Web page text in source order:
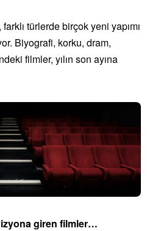
türlerde birçok yeni yapımı
Biyografi, korku, dram,
filmler, yılın son ayına
giren filmler…